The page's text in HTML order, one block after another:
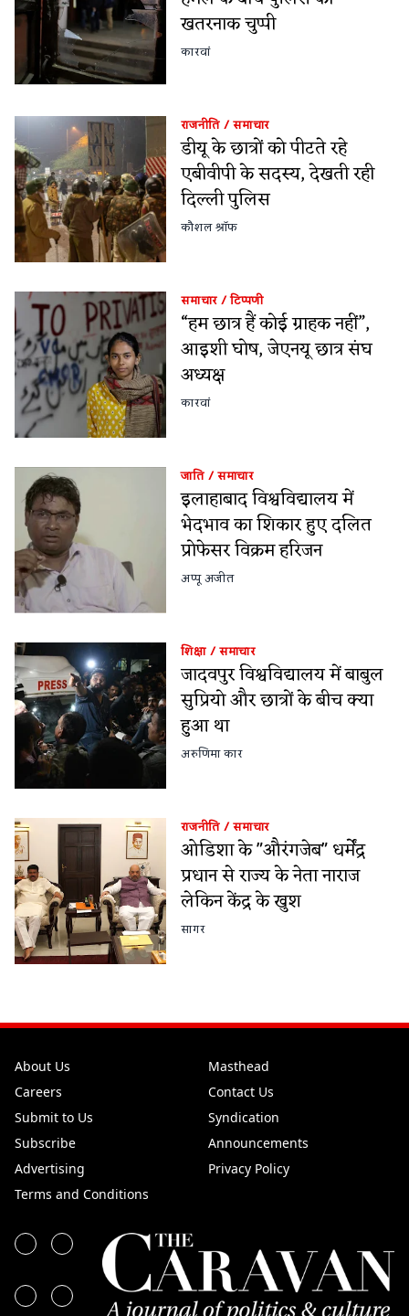
खतरनाक चुप्पी
कारवां
राजनीति/समाचार
डीयू के छात्रों को पीटते रहे
एबीवीपी के सदस्य, देखती रही
दिल्ली पुलिस
कौशल श्रॉफ
समाचार/टिप्पणी
“हम छात्र हैं कोई ग्राहक नहीं”,
आइशी घोष, जेएनयू छात्र संघ
अध्यक्ष
कारवां
जाति/समाचार
इलाहाबाद विश्वविद्यालय में
भेदभाव का शिकार हुए दलित
प्रोफेसर विक्रम हरिजन
अप्पू अजीत
शिक्षा/समाचार
जादवपुर विश्वविद्यालय में बाबुल
सुप्रियो और छात्रों के बीच क्या
हुआ था
अरुणिमा कार
राजनीति/समाचार
ओडिशा के "औरंगजेब" धर्मेंद्र
प्रधान से राज्य के नेता नाराज
लेकिन केंद्र के खुश
सागर
About Us
Masthead
Careers
Contact Us
Submit to Us
Syndication
Subscribe
Announcements
Advertising
Privacy Policy
Terms and Conditions